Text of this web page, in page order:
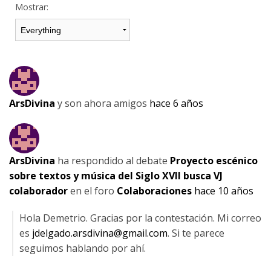
Mostrar:
ArsDivina y son ahora amigos hace 6 años
ArsDivina ha respondido al debate Proyecto escénico
sobre textos y música del Siglo XVII busca VJ
colaboradoren el foro Colaboraciones hace 10 años
Hola Demetrio. Gracias por la contestación. Mi correo
es jdelgado.arsdivina@gmail.com. Si te parece
seguimos hablando por ahí.